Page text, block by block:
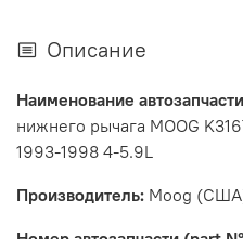
Описание
Наименование
нижнего рычага MOOG
1993-1998 4-5.9L
Производитель: Moog